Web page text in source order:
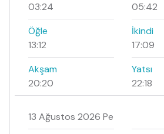
03:24
05:42
Öğle
13:12
İkindi
17:09
Akşam
20:20
Yatsı
22:18
13 Ağustos 2026 Pe